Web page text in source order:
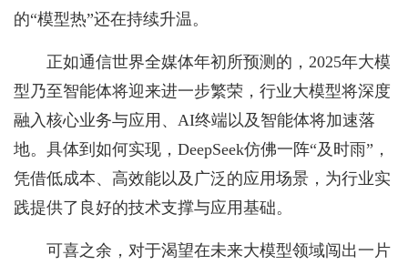
的“模型热”还在持续升温。
正如通信世界全媒体年初所预测的，2025年大模
型乃至智能体将迎来进一步繁荣，行业大模型将深度
融入核心业务与应用、AI终端以及智能体将加速落
地。具体到如何实现，DeepSeek仿佛一阵“及时雨”，
凭借低成本、高效能以及广泛的应用场景，为行业实
践提供了良好的技术支撑与应用基础。
可喜之余，对于渴望在未来大模型领域闯出一片